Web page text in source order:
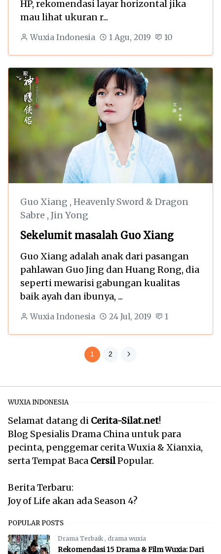
HP, rekomendasi layar horizontal jika
mau lihat ukuran r...
Wuxia Indonesia 1 Agu, 2019 10
Guo Xiang , Heavenly Sword & Dragon
Sabre , Jin Yong
Sekelumit masalah Guo Xiang
Guo Xiang adalah anak dari pasangan
pahlawan Guo Jing dan Huang Rong, dia
seperti mewarisi gabungan kualitas
baik ayah dan ibunya, ...
Wuxia Indonesia 24 Jul, 2019 1
1 2
WUXIA INDONESIA
Selamat datang di Cerita-Silat.net!
Blog Spesialis Drama China untuk para
pecinta, penggemar cerita Wuxia & Xianxia,
serta Tempat Baca CersilPopular.
Berita Terbaru:
Joy of Life akan ada Season 4?
POPULAR POSTS
Drama Terbaik , drama wuxia
Rekomendasi 15 Drama & Film Wuxia: Dari